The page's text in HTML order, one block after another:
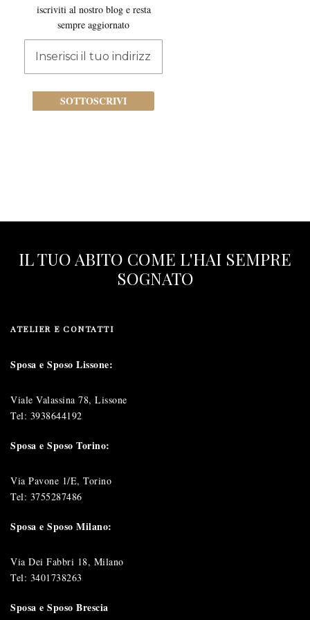
iscriviti al nostro blog e resta
sempre aggiornato
alla
nostra
newsletter:
SOTTOSCRIVI
IL TUO ABITO COME L'HAI SEMPRE
SOGNATO
ATELIER E CONTATTI
Sposa e Sposo Lissone:
Viale Valassina 78, Lissone
Tel: 3938644192
Sposa e Sposo Torino:
Via Pavone 1/E, Torino
Tel: 3755287486
Sposa e Sposo Milano:
Via Dei Fabbri 18, Milano
Tel: 3401738263
Sposa e Sposo Brescia